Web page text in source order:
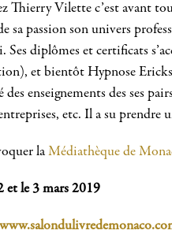
Thierry Vilette c’est avant
sa passion son univers
diplômes et certificats
et bientôt Hypnose
enseignements des ses
etc. Il a su prendre
la Médiathèque de
et le 3 mars 2019